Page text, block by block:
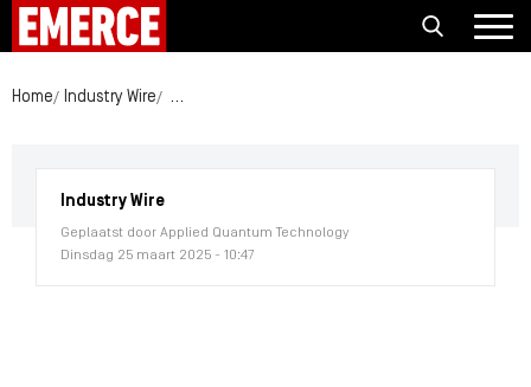
Home Industry Wire Nieuwe master Applied Quantum Technology
Industry Wire
Geplaatst door Applied Quantum Technology
Dinsdag 25 maart 2025 - 10:47